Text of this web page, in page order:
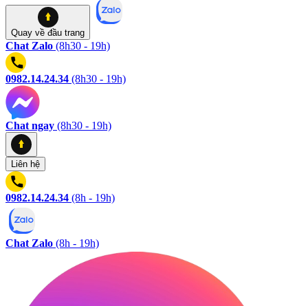
Quay về đầu trang
Chat Zalo (8h30 - 19h)
0982.14.24.34 (8h30 - 19h)
Chat ngay (8h30 - 19h)
Liên hệ
0982.14.24.34 (8h - 19h)
Chat Zalo (8h - 19h)